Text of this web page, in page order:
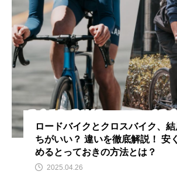
ロードバイクとクロスバイク、
ちがいい？ 違いを徹底解説！ 安
めるとっておきの方法とは？
2025.04.26